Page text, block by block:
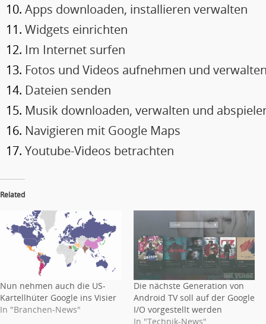
Apps downloaden, installieren verwalten
Widgets einrichten
Im Internet surfen
Fotos und Videos aufnehmen und
Dateien senden
Musik downloaden, verwalten und
Navigieren mit Google Maps
Youtube-Videos betrachten
Related
Nun nehmen auch die US-
Kartellhüter Google ins Visier
In "Branchen-News"
Die nächste Generation von
Android TV soll auf der Google
I/O vorgestellt werden
In "Technik-News"